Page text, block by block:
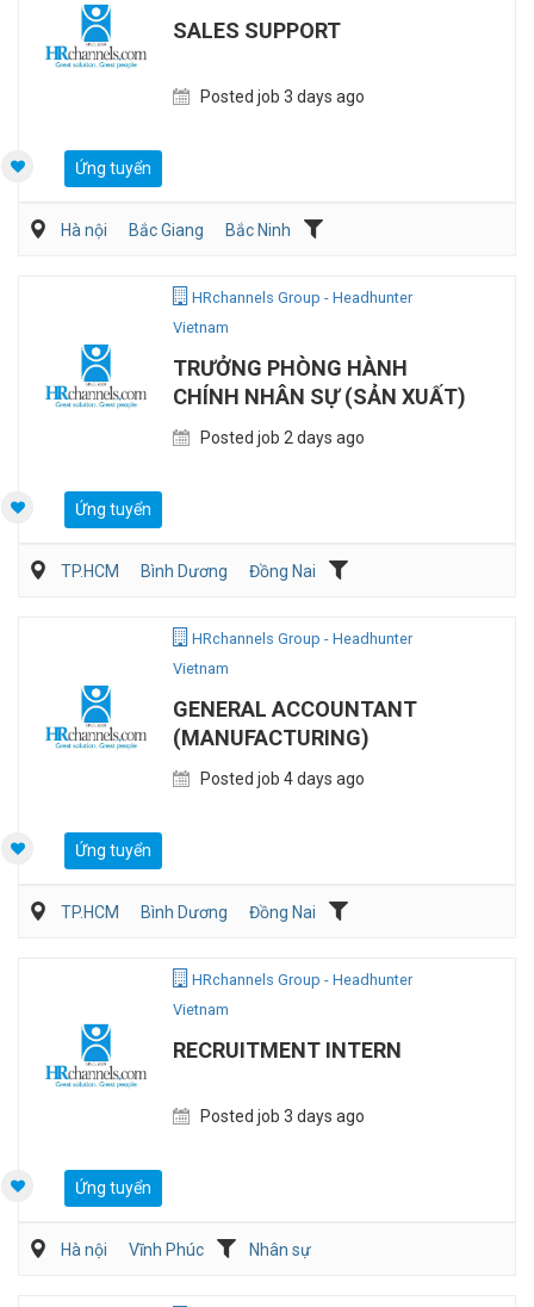
SALES SUPPORT
Posted job 3 days ago
Ứng tuyển
Hà nội Bắc Giang
Bắc Ninh
HRchannels Group - Headhunter
Vietnam
TRƯỞNG PHÒNG HÀNH
CHÍNH NHÂN SỰ (SẢN XUẤT)
Posted job 2 days ago
Ứng tuyển
TP.HCM Bình Dương
Đồng Nai
HRchannels Group - Headhunter
Vietnam
GENERAL ACCOUNTANT
(MANUFACTURING)
Posted job 4 days ago
Ứng tuyển
TP.HCM Bình Dương
Đồng Nai
HRchannels Group - Headhunter
Vietnam
RECRUITMENT INTERN
Posted job 3 days ago
Ứng tuyển
Hà nội Vĩnh Phúc Nhân sự